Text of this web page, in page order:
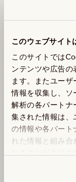
このウェブサイト
このサイトでは
ンテンツや広告
ます。またユー
情報を収集し、ソ
解析の各パートナ
集された情報は、
の情報や各パート
れた情報と組み合
同じショップの商品を